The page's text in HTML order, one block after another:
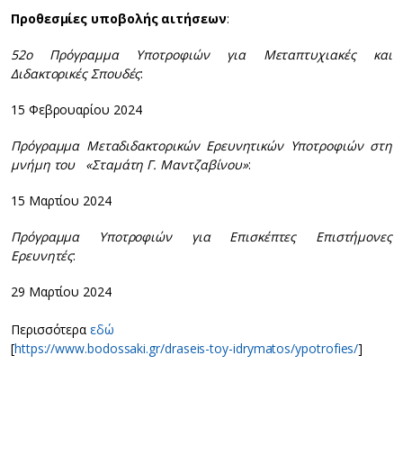
Προθεσμίες υποβολής αιτήσεων:
52ο Πρόγραμμα Υποτροφιών για Μεταπτυχιακές και
Διδακτορικές Σπουδές:
15 Φεβρουαρίου 2024
Πρόγραμμα Μεταδιδακτορικών Ερευνητικών Υποτροφιών στη
μνήμη του «Σταμάτη Γ. Μαντζαβίνου»:
15 Μαρτίου 2024
Πρόγραμμα Υποτροφιών για Επισκέπτες Επιστήμονες
Ερευνητές:
29 Μαρτίου 2024
Περισσότεραεδώ
[https://www.bodossaki.gr/draseis-toy-idrymatos/ypotrofies/]